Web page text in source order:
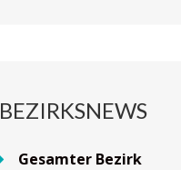
BEZIRKSNEWS
Gesamter Bezirk